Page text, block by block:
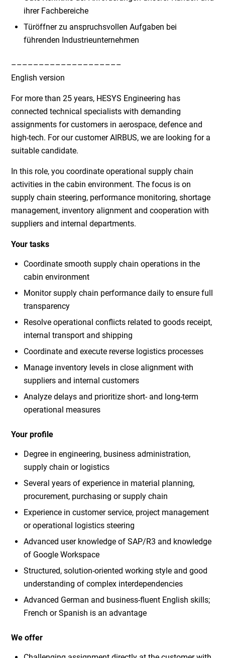
ihrer Fachbereiche
Türöffner zu anspruchsvollen Aufgaben bei
führenden Industrieunternehmen
––––––––––––––––––––
English version
For more than 25 years, HESYS Engineering has
connected technical specialists with demanding
assignments for customers in aerospace, defence and
high-tech. For our customer AIRBUS, we are looking for a
suitable candidate.
In this role, you coordinate operational supply chain
activities in the cabin environment. The focus is on
supply chain steering, performance monitoring, shortage
management, inventory alignment and cooperation with
suppliers and internal departments.
Your tasks
Coordinate smooth supply chain operations in the
cabin environment
Monitor supply chain performance daily to ensure full
transparency
Resolve operational conflicts related to goods receipt,
internal transport and shipping
Coordinate and execute reverse logistics processes
Manage inventory levels in close alignment with
suppliers and internal customers
Analyze delays and prioritize short- and long-term
operational measures
Your profile
Degree in engineering, business administration,
supply chain or logistics
Several years of experience in material planning,
procurement, purchasing or supply chain
Experience in customer service, project management
or operational logistics steering
Advanced user knowledge of SAP/R3 and knowledge
of Google Workspace
Structured, solution-oriented working style and good
understanding of complex interdependencies
Advanced German and business-fluent English skills;
French or Spanish is an advantage
We offer